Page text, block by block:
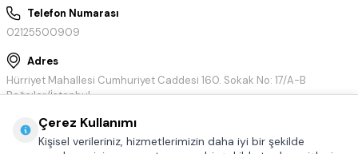
Telefon Numarası
02125500909
Adres
Hürriyet Mahallesi Cumhuriyet Caddesi 160. Sokak No: 17/A-B
Bağcılar/İstanbul
Çerez Kullanımı
Kişisel verileriniz, hizmetlerimizin daha iyi bir şekilde